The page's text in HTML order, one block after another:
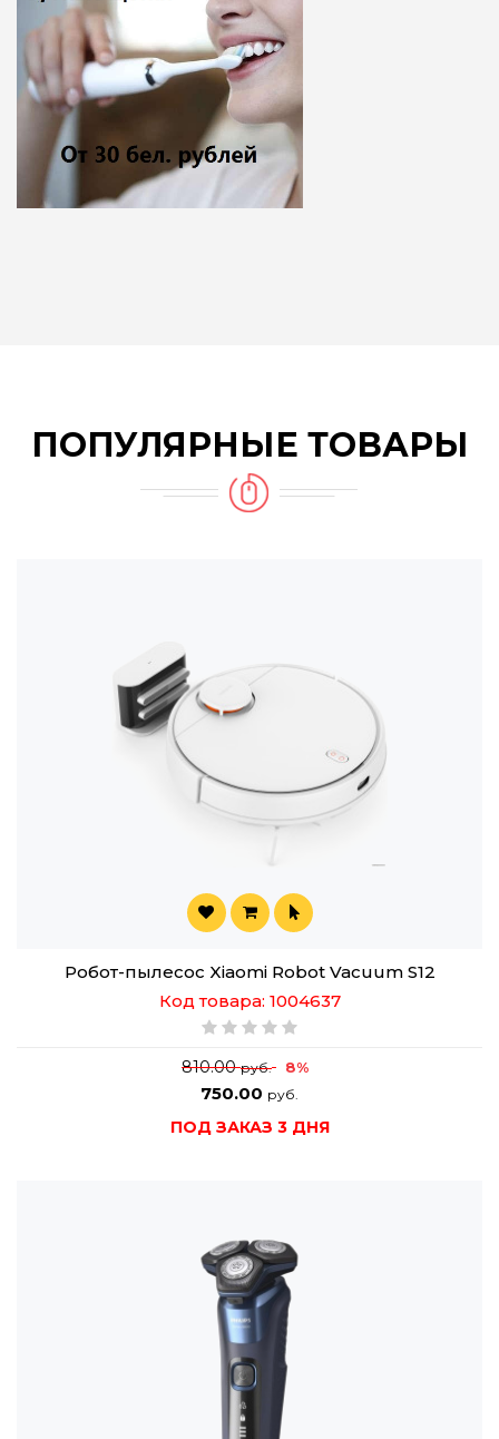
ПОПУЛЯРНЫЕ ТОВАРЫ
Робот-пылесос Xiaomi Robot Vacuum S12
Код товара: 1004637
810.00руб. 8%
750.00 руб.
ПОД ЗАКАЗ 3 ДНЯ